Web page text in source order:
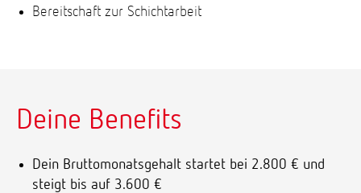
Bereitschaft zur Schichtarbeit
Deine Benefits
Dein Bruttomonatsgehalt startet bei 2.800 € und
steigt bis auf 3.600 €